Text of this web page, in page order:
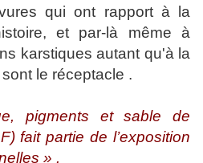
qui ont rapport à la
et par-là même à
karstiques autant qu'à la
le réceptacle .
pigments et sable de
fait partie de l’exposition
» .